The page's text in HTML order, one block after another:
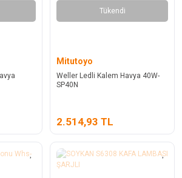
Tükendi
Mitutoyo
Weller Ledli Kalem Havya 40W-
SP40N
2.514,93 TL